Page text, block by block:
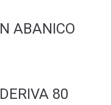
ABANICO
80